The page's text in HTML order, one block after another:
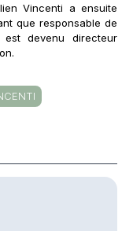
Vincenti a ensuite
que responsable de
devenu directeur